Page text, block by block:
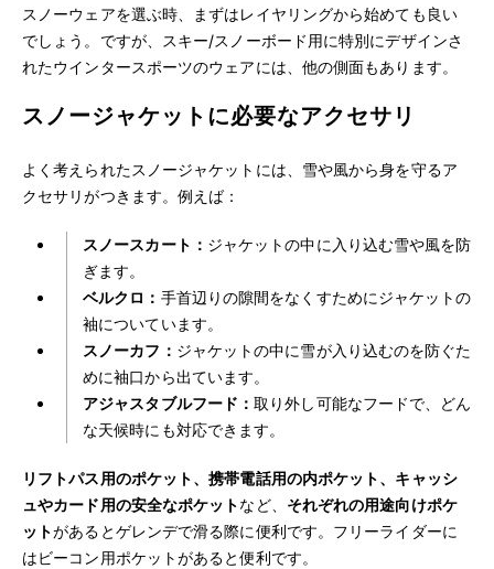
スノーウェアを選ぶ時、まずはレイヤリングから始めても良い
でしょう。ですが、スキー/スノーボード用に特別にデザインさ
れたウインタースポーツのウェアには、他の側面もあります。
スノージャケットに必要なアクセサリ
よく考えられたスノージャケットには、雪や風から身を守るア
クセサリがつきます。例えば：
スノースカート： ジャケットの中に入り込む雪や風を防
ぎます。
ベルクロ： 手首辺りの隙間をなくすためにジャケットの
袖についています。
スノーカフ： ジャケットの中に雪が入り込むのを防ぐた
めに袖口から出ています。
アジャスタブルフード：取り外し可能なフードで、どん
な天候時にも対応できます。
リフトパス用のポケット、携帯電話用の内ポケット、キャッシ
ュやカード用の安全なポケットなど、 それぞれの用途向けポケ
ットがあるとゲレンデで滑る際に便利です。フリーライダーに
はビーコン用ポケットがあると便利です。